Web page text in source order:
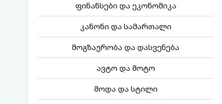
ფინანსები და ეკონომიკა
კანონი და სამართალი
მოგზაურობა და დასვენება
ავტო და მოტო
მოდა და სტილი